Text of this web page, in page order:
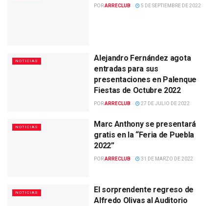
PORARRECLUB 5 DE SEPTIEMBRE DE 2022
NOTICIAS
Alejandro Fernández agota
entradas para sus
presentaciones en Palenque
Fiestas de Octubre 2022
PORARRECLUB 27 DE JULIO DE 2022
NOTICIAS
Marc Anthony se presentará
gratis en la “Feria de Puebla
2022”
PORARRECLUB 31 DE MARZO DE 2022
NOTICIAS
El sorprendente regreso de
Alfredo Olivas al Auditorio